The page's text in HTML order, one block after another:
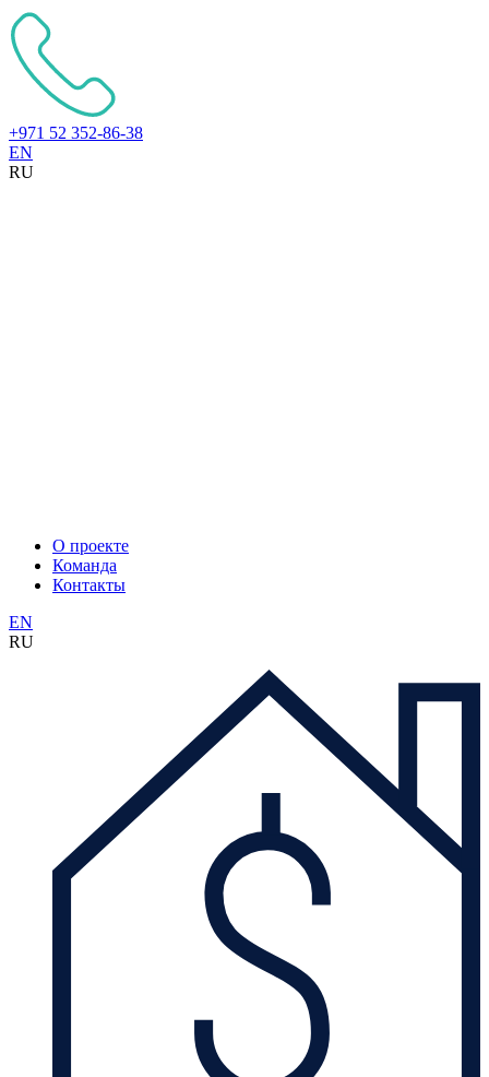
+971 52 352-86-38
EN
RU
О проекте
Команда
Контакты
EN
RU